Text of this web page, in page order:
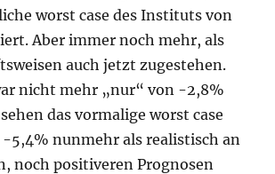
worst case des Instituts von
Aber immer noch mehr, als
auch jetzt zugestehen.
nicht mehr „nur“ von -2,8%
das vormalige worst case
-5,4% nunmehr als realistisch an
noch positiveren Prognosen